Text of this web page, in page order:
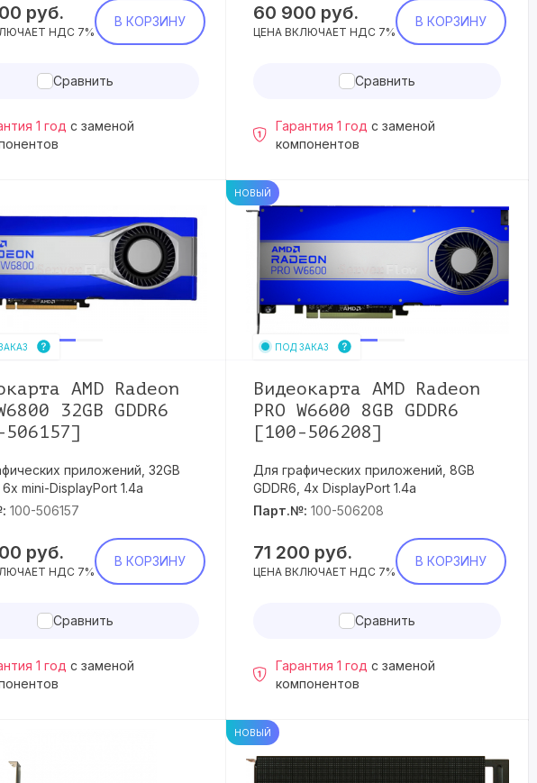
руб.
НДС 7%
В КОРЗИНУ
Сравнить
1 год с заменой
60 900 руб.
ЦЕНА ВКЛЮЧАЕТ НДС 7%
В КОРЗИНУ
Сравнить
Гарантия 1 год с заменой
компонентов
AMD Radeon
32GB GDDR6
приложений, 32GB
6x mini-DisplayPort 1.4a
100-506157
руб.
НДС 7%
В КОРЗИНУ
Сравнить
1 год с заменой
НОВЫЙ
ПОД ЗАКАЗ
Видеокарта AMD Radeon
PRO W6600 8GB GDDR6
[100-506208]
Для графических приложений, 8GB
GDDR6, 4x DisplayPort 1.4a
Парт.№: 100-506208
71 200 руб.
ЦЕНА ВКЛЮЧАЕТ НДС 7%
В КОРЗИНУ
Сравнить
Гарантия 1 год с заменой
компонентов
НОВЫЙ